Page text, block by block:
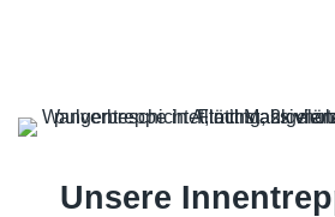
Unsere